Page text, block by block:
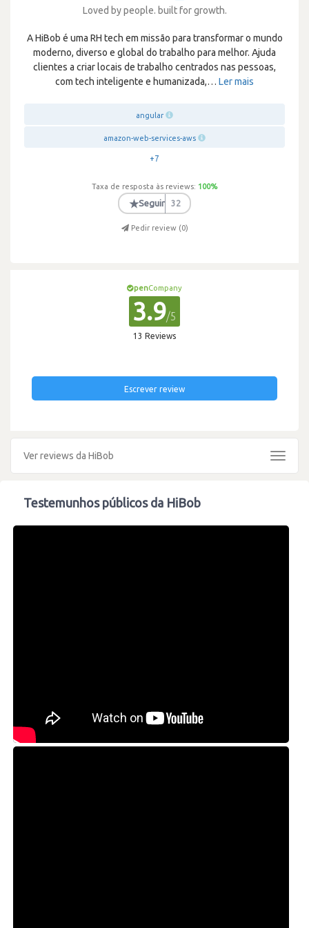
Loved by people. built for growth.
A HiBob é uma RH tech em missão para transformar o mundo
moderno, diverso e global do trabalho para melhor. Ajuda
clientes a criar locais de trabalho centrados nas pessoas,
com tech inteligente e humanizada,… Ler mais
angular
amazon-web-services-aws
+7
Taxa de resposta às reviews: 100%
★Seguir 32
Pedir review (0)
penCompany
3.9/5
13 Reviews
Escrever review
Ver reviews da HiBob
Toggle
Testemunhos públicos da HiBob